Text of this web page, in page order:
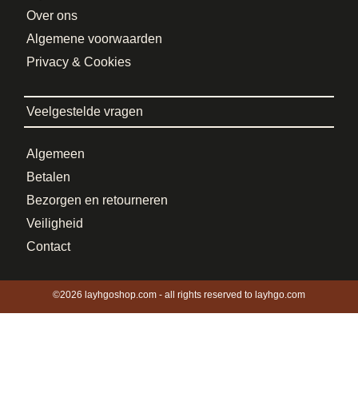
Over ons
Algemene voorwaarden
Privacy & Cookies
Veelgestelde vragen
Algemeen
Betalen
Bezorgen en retourneren
Veiligheid
Contact
©2026 layhgoshop.com - all rights reserved to layhgo.com